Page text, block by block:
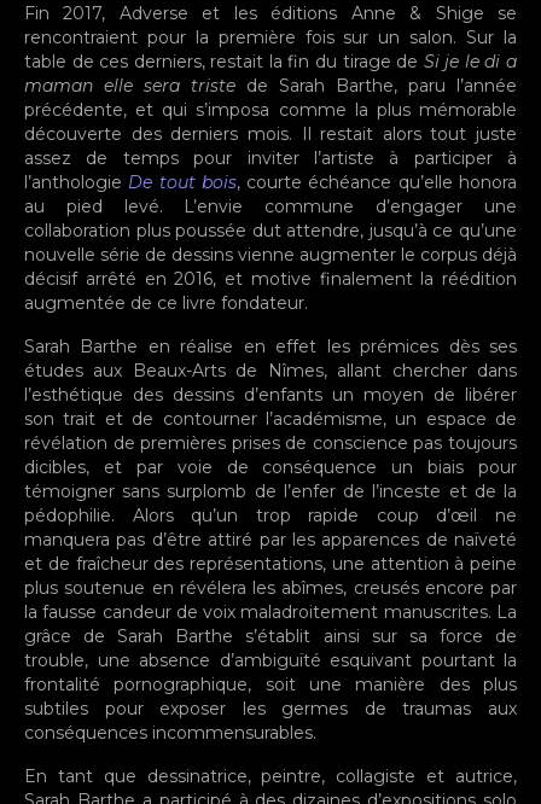
Fin 2017, Adverse et les éditions Anne & Shige se
rencontraient pour la première fois sur un salon. Sur la
table de ces derniers, restait la fin du tirage de Si je le di a
maman elle sera triste de Sarah Barthe, paru l’année
précédente, et qui s’imposa comme la plus mémorable
découverte des derniers mois. Il restait alors tout juste
assez de temps pour inviter l’artiste à participer à
l’anthologie De tout bois, courte échéance qu’elle honora
au pied levé. L’envie commune d’engager une
collaboration plus poussée dut attendre, jusqu’à ce qu’une
nouvelle série de dessins vienne augmenter le corpus déjà
décisif arrêté en 2016, et motive finalement la réédition
augmentée de ce livre fondateur.
Sarah Barthe en réalise en effet les prémices dès ses
études aux Beaux-Arts de Nîmes, allant chercher dans
l’esthétique des dessins d’enfants un moyen de libérer
son trait et de contourner l’académisme, un espace de
révélation de premières prises de conscience pas toujours
dicibles, et par voie de conséquence un biais pour
témoigner sans surplomb de l’enfer de l’inceste et de la
pédophilie. Alors qu’un trop rapide coup d’œil ne
manquera pas d’être attiré par les apparences de naïveté
et de fraîcheur des représentations, une attention à peine
plus soutenue en révélera les abîmes, creusés encore par
la fausse candeur de voix maladroitement manuscrites. La
grâce de Sarah Barthe s’établit ainsi sur sa force de
trouble, une absence d’ambiguïté esquivant pourtant la
frontalité pornographique, soit une manière des plus
subtiles pour exposer les germes de traumas aux
conséquences incommensurables.
En tant que dessinatrice, peintre, collagiste et autrice,